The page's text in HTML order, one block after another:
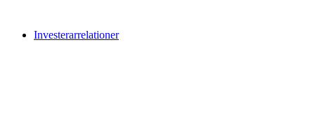
Investerarrelationer